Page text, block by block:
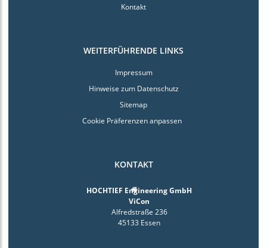
Kontakt
WEITERFÜHRENDE LINKS
Impressum
Hinweise zum Datenschutz
Sitemap
Cookie Präferenzen anpassen
KONTAKT
HOCHTIEF Engineering GmbH
ViCon
Alfredstraße 236
45133 Essen